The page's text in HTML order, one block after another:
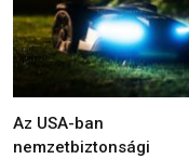
Az USA-ban
nemzetbiztonsági